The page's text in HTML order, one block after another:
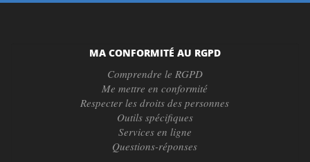
MA CONFORMITÉ AU RGPD
Comprendre le RGPD
Me mettre en conformité
Respecter les droits des personnes
Outils spécifiques
Services en ligne
Questions-réponses